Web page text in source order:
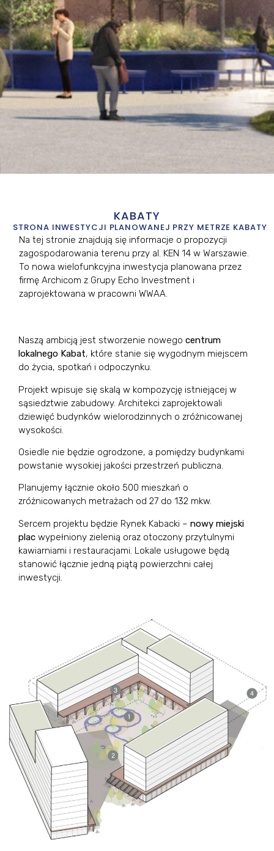
KABATY
STRONA INWESTYCJI PLANOWANEJ PRZY METRZE KABATY
Na tej stronie znajdują się informacje o propozycji
zagospodarowania terenu przy al. KEN 14 w Warszawie.
To nowa wielofunkcyjna inwestycja planowana przez
firmę Archicom z Grupy Echo Investment i
zaprojektowana w pracowni WWAA.
Naszą ambicją jest stworzenie nowego centrum
lokalnego Kabat, które stanie się wygodnym miejscem
do życia, spotkań i odpoczynku.
Projekt wpisuje się skalą w kompozycję istniejącej w
sąsiedztwie zabudowy. Architekci zaprojektowali
dziewięć budynków wielorodzinnych o zróżnicowanej
wysokości.
Osiedle nie będzie ogrodzone, a pomiędzy budynkami
powstanie wysokiej jakości przestrzeń publiczna.
Planujemy łącznie około 500 mieszkań o
zróżnicowanych metrażach od 27 do 132 mkw.
Sercem projektu będzie Rynek Kabacki – nowy miejski
plac wypełniony zielenią oraz otoczony przytulnymi
kawiarniami i restauracjami. Lokale usługowe będą
stanowić łącznie jedną piątą powierzchni całej
inwestycji.